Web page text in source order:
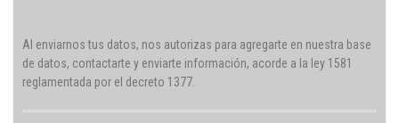
Al enviarnos tus datos, nos autorizas para agregarte en nuestra base
de datos, contactarte y enviarte información, acorde a la ley 1581
reglamentada por el decreto 1377.